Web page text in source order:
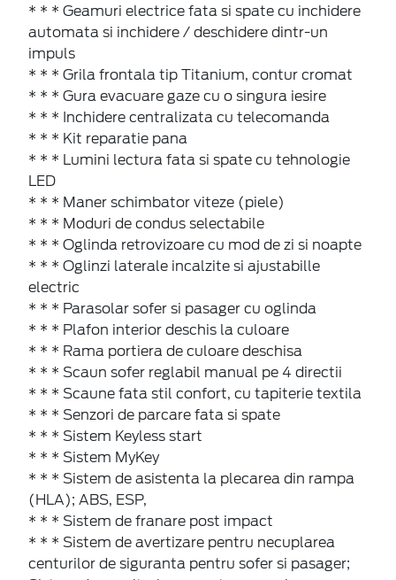
* * * Geamuri electrice fata si spate cu inchidere
automata si inchidere / deschidere dintr-un
impuls
* * * Grila frontala tip Titanium, contur cromat
* * * Gura evacuare gaze cu o singura iesire
* * * Inchidere centralizata cu telecomanda
* * * Kit reparatie pana
* * * Lumini lectura fata si spate cu tehnologie
LED
* * * Maner schimbator viteze (piele)
* * * Moduri de condus selectabile
* * * Oglinda retrovizoare cu mod de zi si noapte
* * * Oglinzi laterale incalzite si ajustabille
electric
* * * Parasolar sofer si pasager cu oglinda
* * * Plafon interior deschis la culoare
* * * Rama portiera de culoare deschisa
* * * Scaun sofer reglabil manual pe 4 directii
* * * Scaune fata stil confort, cu tapiterie textila
* * * Senzori de parcare fata si spate
* * * Sistem Keyless start
* * * Sistem MyKey
* * * Sistem de asistenta la plecarea din rampa
(HLA); ABS, ESP,
* * * Sistem de franare post impact
* * * Sistem de avertizare pentru necuplarea
centurilor de siguranta pentru sofer si pasager;